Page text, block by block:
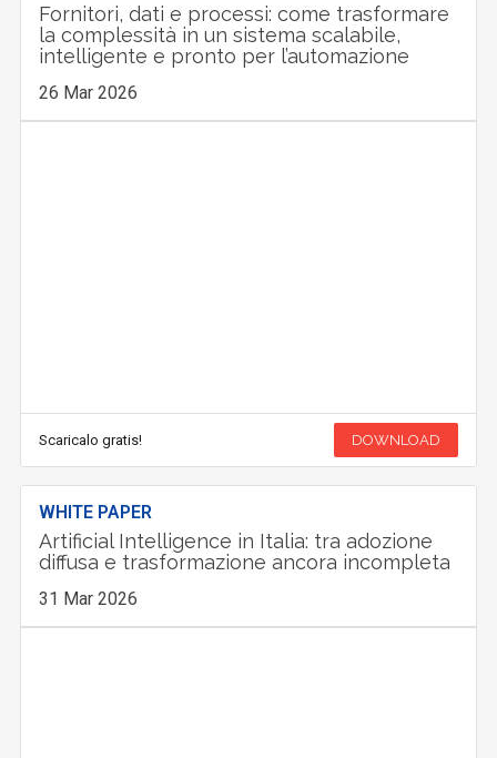
Fornitori, dati e processi: come trasformare
la complessità in un sistema scalabile,
intelligente e pronto per l’automazione
26 Mar 2026
Scaricalo gratis! DOWNLOAD
WHITE PAPER
Artificial Intelligence in Italia: tra adozione
diffusa e trasformazione ancora incompleta
31 Mar 2026